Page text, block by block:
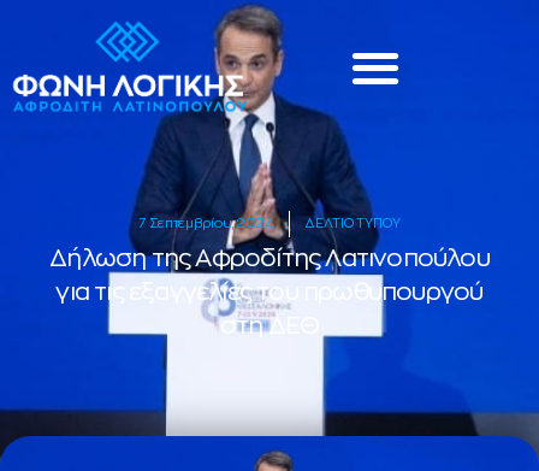
7 Σεπτεμβρίου, 2024 ΔΕΛΤΙΟ ΤΥΠΟΥ
Δήλωση της Αφροδίτης Λατινοπούλου
για τις εξαγγελίες του πρωθυπουργού
στη ΔΕΘ